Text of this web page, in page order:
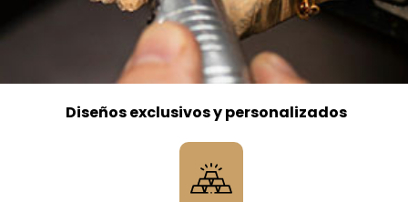
Diseños exclusivos y personalizados